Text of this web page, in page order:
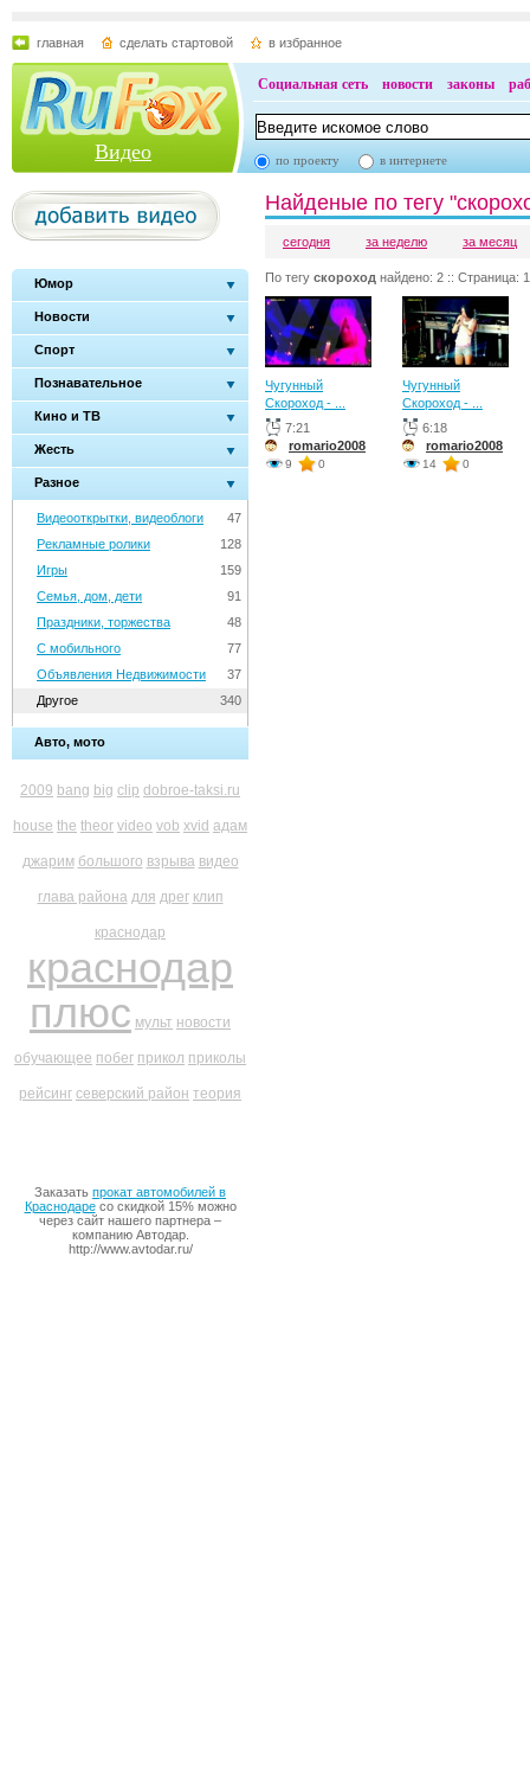
главная сделать стартовой в избранное
Видео
Социальная сеть новости законы
по проекту в интернете
Юмор
Новости
Спорт
Познавательное
Кино и ТВ
Жесть
Разное
47
Видеооткрытки, видеоблоги
128
Рекламные ролики
159
Игры
91
Семья, дом, дети
48
Праздники, торжества
77
С мобильного
37
Объявления Недвижимости
340
Другое
Авто, мото
2009 bang big clip dobroe-taksi.ru
house the theor video vob xvid адам
джарим большого взрыва видео
глава района для дрег клип
краснодар
краснодар
плюс мульт новости
обучающее побег прикол приколы
рейсинг северский район теория
Заказать прокат автомобилей в
Краснодаресо скидкой 15% можно
через сайт нашего партнера –
компанию Автодар.
http://www.avtodar.ru/
Найденые по тегу
сегодня за неделю за месяц
По тегу скороход найдено: 2 :: Страница:
Чугунный
Скороход - ...
7:21
romario2008
9 0
Чугунный
Скороход - ...
6:18
romario2008
14 0